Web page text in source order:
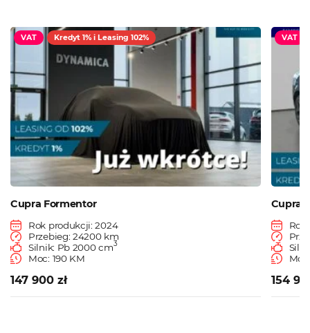
VAT Kredyt 1% i Leasing 102%
Cupra Formentor
Rok produkcji: 2024
Przebieg: 24200 km
Silnik: Pb 2000 cm3
Moc: 190 KM
147 900 zł
VAT
Cupra
Rok
154